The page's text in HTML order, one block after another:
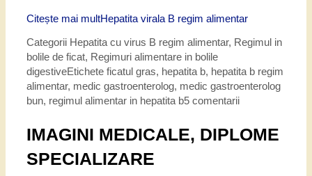
Citește mai multHepatita virala B regim alimentar
Categorii Hepatita cu virus B regim alimentar, Regimul in
bolile de ficat, Regimuri alimentare in bolile
digestiveEtichete ficatul gras, hepatita b, hepatita b regim
alimentar, medic gastroenterolog, medic gastroenterolog
bun, regimul alimentar in hepatita b5 comentarii
IMAGINI MEDICALE, DIPLOME
SPECIALIZARE